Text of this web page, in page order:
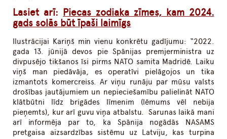
Lasiet arī: Piecas zodiaka zīmes, kam 2024.
gads solās būt īpaši laimīgs
Ilustrācijai Kariņš min vienu konkrētu gadījumu: “2022.
gada 13. jūnijā devos pie Spānijas premjerministra uz
divpusējo tikšanos īsi pirms NATO samita Madridē. Laiku
viņš man piedāvāja, es operatīvi pielāgojos un tika
izmantots komercreiss. Ar viņu runāju par mūsu valsts
drošības jautājumiem un nepieciešamību palielināt NATO
klātbūtni līdz brigādes līmenim (lēmums vēl nebija
pieņemts), kur arī guvu viņa atbalstu. Sarunas laikā mani
arī informēja par to, ka Spānija nogādās NASAMS
pretgaisa aizsardzības sistēmu uz Latviju, kas turpina